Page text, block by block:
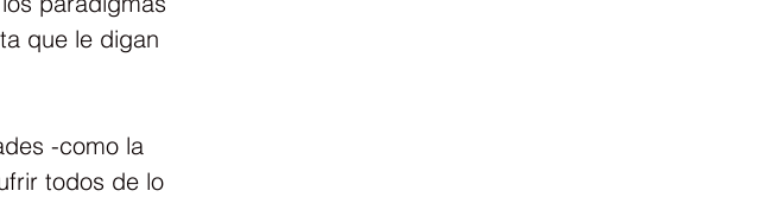
que le digan
-como la
todos de lo